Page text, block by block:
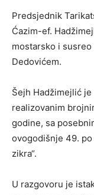
Predsjednik
Ćazim-ef.
mostarsko i
Dedovićem.
Šejh Hadžimejlić
realizovanim
godine, sa
ovogodišnje 49.
zikra“.
U razgovoru je